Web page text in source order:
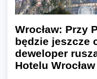
Wrocław: Przy
będzie jeszcze
deweloper
Hotelu